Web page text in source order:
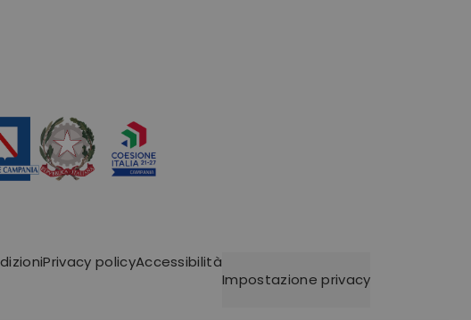
Privacy policyAccessibilità
Impostazione privacy